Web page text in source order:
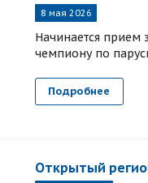
8 мая 2026
Начинается прием
чемпиону по
Подробнее
Открытый